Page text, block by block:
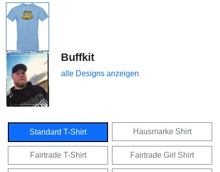
Buffkit
alle Designs anzeigen
Standard T-Shirt Hausmarke Shirt
Fairtrade T-Shirt Fairtrade Girl Shirt